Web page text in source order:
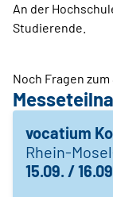
An der
Studierende.
Noch Fragen
vocatium
Rhein-
15.09. /